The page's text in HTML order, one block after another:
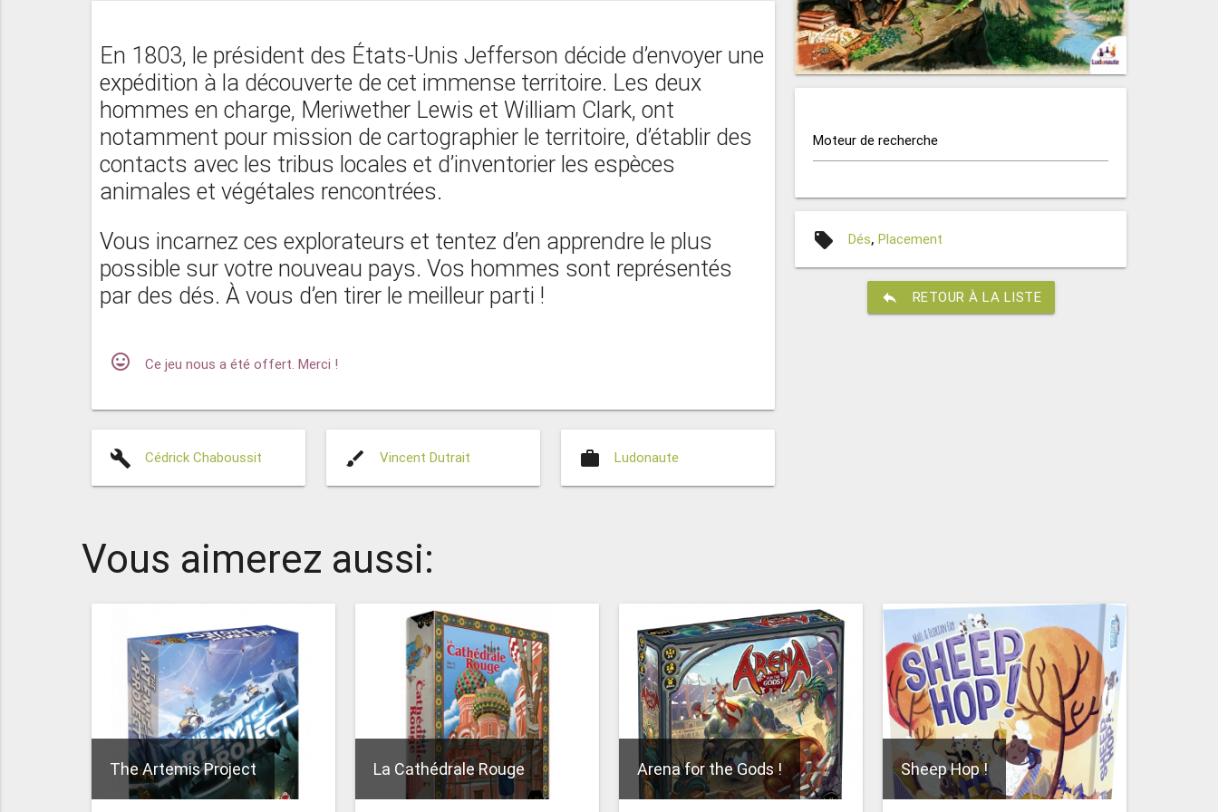
En 1803, le président des États-Unis Jefferson décide d’envoyer une
expédition à la découverte de cet immense territoire. Les deux
hommes en charge, Meriwether Lewis et William Clark, ont
notamment pour mission de cartographier le territoire, d’établir des
contacts avec les tribus locales et d’inventorier les espèces
animales et végétales rencontrées.
Vous incarnez ces explorateurs et tentez d’en apprendre le plus
possible sur votre nouveau pays. Vos hommes sont représentés
par des dés. À vous d’en tirer le meilleur parti !
mood Ce jeu nous a été offert. Merci !
build Cédrick Chaboussit brush Vincent Dutrait work Ludonaute
Moteur de recherche
local_offer Dés,Placement
reply RETOUR À LA LISTE
Vous aimerez aussi:
The Artemis Project La Cathédrale Rouge Arena for the Gods ! Sheep Hop !